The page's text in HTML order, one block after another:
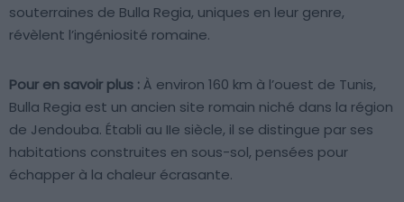
souterraines de Bulla Regia, uniques en leur genre,
révèlent l’ingéniosité romaine.
Pour en savoir plus :À environ 160 km à l’ouest de Tunis,
Bulla Regia est un ancien site romain niché dans la région
de Jendouba. Établi au IIe siècle, il se distingue par ses
habitations construites en sous-sol, pensées pour
échapper à la chaleur écrasante.